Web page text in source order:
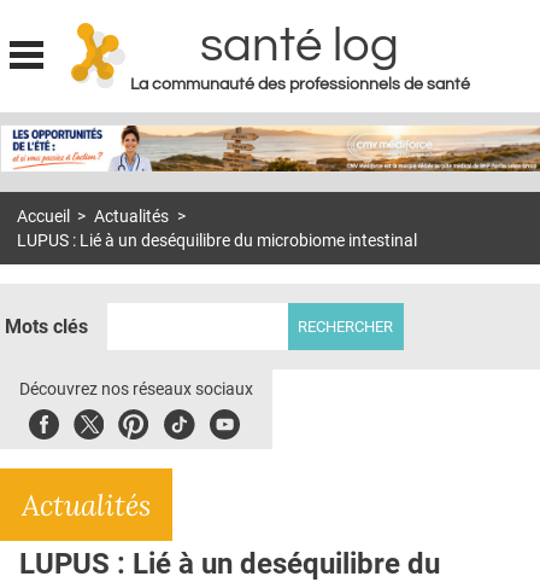
Jump to navigation
santé log
La communauté des professionnels de santé
MON COMPTE
S'ABONNER À LA REVUE SOIN À DOMICILE
DOSSIERS
E-REVUE SAD
L'APP
QUI SOMMES-NOUS ?
Accueil > Actualités >
LUPUS : Lié à un deséquilibre du microbiome intestinal
Mots clés
Découvrez nos réseaux sociaux
FacebookTwitterPinterest
TiktokYoubute
Actualités
LUPUS : Lié à un deséquilibre du